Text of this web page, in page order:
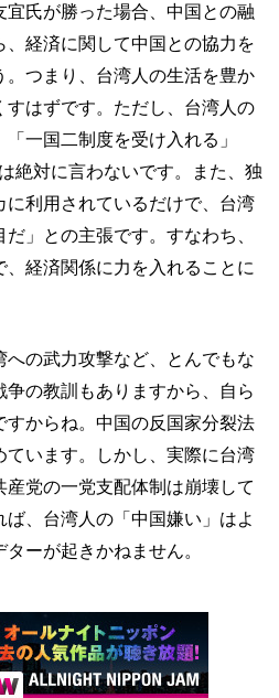
宜氏が勝った場合、中国との融
経済に関して中国との協力を
つまり、台湾人の生活を豊か
すはずです。ただし、台湾人の
一国二制度を受け入れる」
絶対に言わないです。また、独
に利用されているだけで、台湾
」との主張です。すなわち、
経済関係に力を入れることに
の武力攻撃など、とんでもな
の教訓もありますから、自ら
からね。中国の反国家分裂法
ています。しかし、実際に台湾
党の一党支配体制は崩壊して
、台湾人の「中国嫌い」はよ
ーが起きかねません。